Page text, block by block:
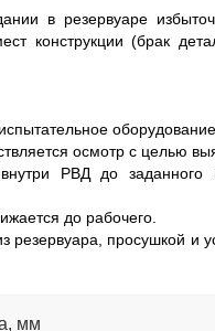
в резервуаре
конструкции (брак
осмотр с целью
РВД до
до рабочего.
резервуара, просушкой и
мм